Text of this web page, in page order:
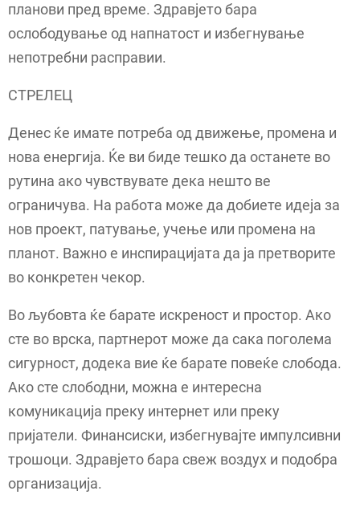
планови пред време. Здравјето бара
ослободување од напнатост и избегнување
непотребни расправии.
СТРЕЛЕЦ
Денес ќе имате потреба од движење, промена и
нова енергија. Ќе ви биде тешко да останете во
рутина ако чувствувате дека нешто ве
ограничува. На работа може да добиете идеја за
нов проект, патување, учење или промена на
планот. Важно е инспирацијата да ја претворите
во конкретен чекор.
Во љубовта ќе барате искреност и простор. Ако
сте во врска, партнерот може да сака поголема
сигурност, додека вие ќе барате повеќе слобода.
Ако сте слободни, можна е интересна
комуникација преку интернет или преку
пријатели. Финансиски, избегнувајте импулсивни
трошоци. Здравјето бара свеж воздух и подобра
организација.